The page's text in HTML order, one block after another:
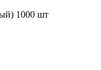
1000 шт